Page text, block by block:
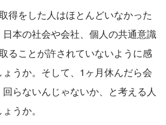
得をした人はほとんどいなかった
本の社会や会社、個人の共通意識
ることが許されていないように感
うか。そして、1ヶ月休んだら会
らないんじゃないか、と考える人
うか。